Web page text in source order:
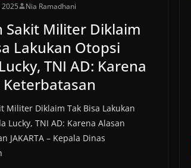
Nia Ramadhani
Sakit Militer Diklaim
Lakukan Otopsi
TNI AD: Karena
Keterbatasan
Militer Diklaim Tak Bisa Lakukan
Lucky, TNI AD: Karena Alasan
JAKARTA – Kepala Dinas